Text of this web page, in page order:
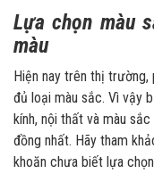
Lựa chọn màu
màu
Hiện nay trên thị
đủ loại màu sắc. Vì vậy
kính, nội thất và màu
đồng nhất. Hãy tham
khoăn chưa biết lựa